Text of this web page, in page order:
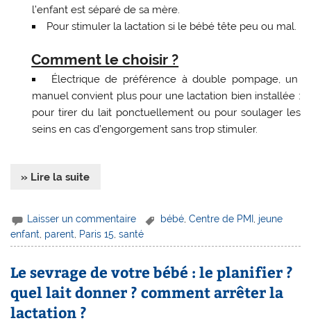
l’enfant est séparé de sa mère.
Pour stimuler la lactation si le bébé tête peu ou mal.
Comment le choisir ?
Électrique de préférence à double pompage, un
manuel convient plus pour une lactation bien installée :
pour tirer du lait ponctuellement ou pour soulager les
seins en cas d’engorgement sans trop stimuler.
» Lire la suite
Laisser un commentaire bébé,Centre de PMI , jeune
enfant parent Paris 15 ,santé
Le sevrage de votre bébé : le planifier ?
quel lait donner ? comment arrêter la
lactation ?